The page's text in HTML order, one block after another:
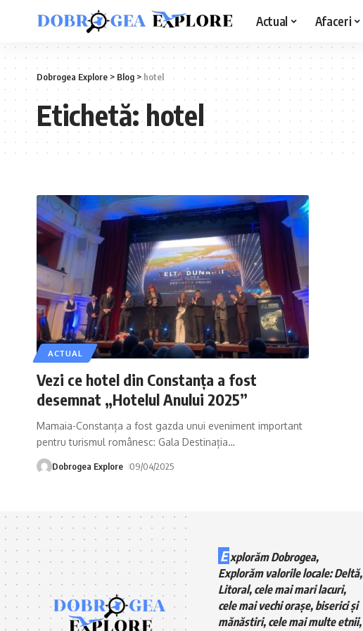
Actual Afaceri
Dobrogea Explore> Blog >hotel
Etichetă:hotel
ACTUAL
Vezi ce hotel din Constanța a fost
desemnat „Hotelul Anului 2025”
Mamaia-Constanța a fost gazda unui eveniment important
pentru turismul românesc: Gala Destinația…
Dobrogea Explore 09/04/2025
E xplorăm Dobrogea,
Explorăm valorile locale: Deltă,
Litoral, cele mai mari lacuri,
cele mai vechi orașe, biserici și
mănăstiri, cele mai multe etnii,